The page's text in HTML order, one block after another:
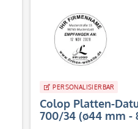
PERSONALISIERBAR
Colop Platten-
700/34 (ø44 mm -